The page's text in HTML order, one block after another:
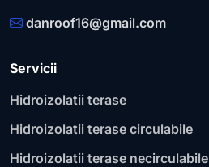
danroof16@gmail.com
Servicii
Hidroizolatii terase
Hidroizolatii terase circulabile
Hidroizolatii terase necirculabile